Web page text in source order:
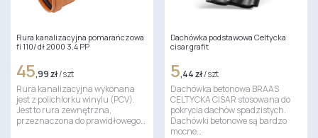
Rura kanalizacyjna pomarańczowa
fi 110/ dł 2000 3,4 PP
45,99 zł/ szt
Rura kanalizacyjna wykonana
jest z polichlorku winylu (PCV).
Jest to rura zewnętrzna,
przeznaczona do prawidłowego…
Dachówka podstawowa Celtycka
cisar grafit
5,44 zł/ szt
Dachówka betonowa BRAAS
CELTYCKA CISAR stosowana do
pokrycia dachów spadzistych.
Dachówki betonowe są bardzo
mocne…